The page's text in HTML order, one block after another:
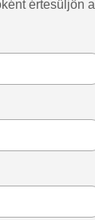
értesüljön